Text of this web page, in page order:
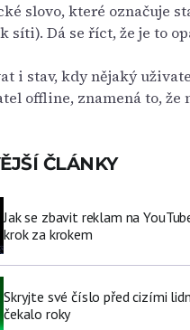
slovo, které označuje
síti). Dá se říct, že je to
i stav, kdy nějaký
offline, znamená to,
ČLÁNKY
Jak se zbavit reklam na
krok za krokem
Skryjte své číslo před cizími
čekalo roky